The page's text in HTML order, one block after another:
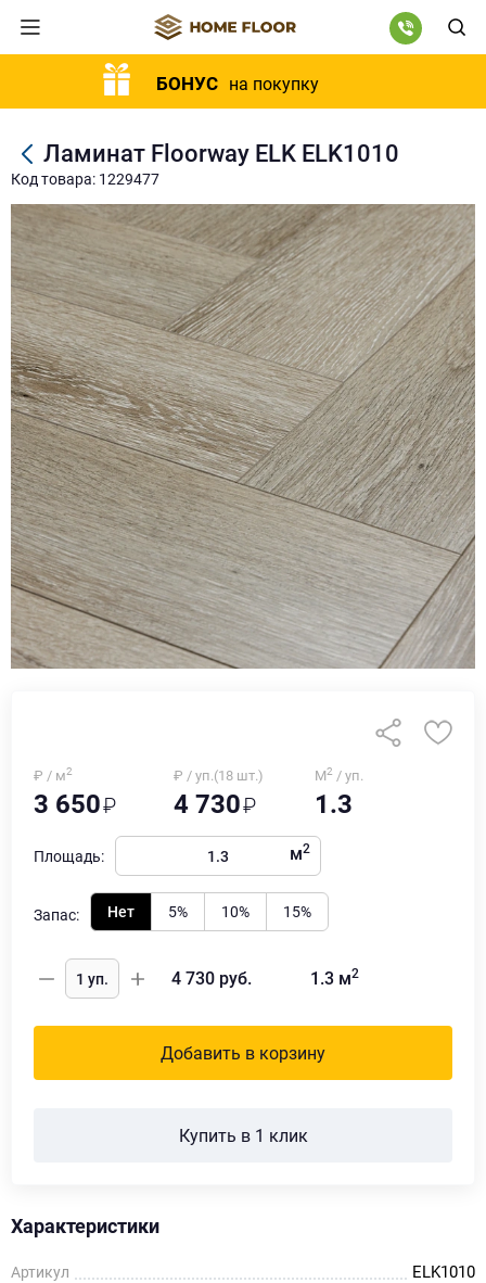
БОНУС на покупку
Ламинат Floorway ELK ELK1010
Код товара: 1229477
₽ / м2
3 650
₽ / уп.(18 шт.)
4 730
М2 / уп.
1.3
Площадь: м2
Запас: Нет 5% 10% 15%
4 730 руб. 1.3м2
Добавить в корзину
Купить в 1 клик
Характеристики
Артикул ELK1010